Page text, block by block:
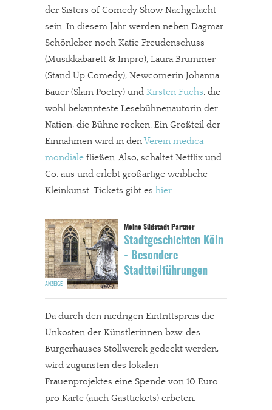
der Sisters of Comedy Show Nachgelacht
sein. In diesem Jahr werden neben Dagmar
Schönleber noch Katie Freudenschuss
(Musikkabarett & Impro), Laura Brümmer
(Stand Up Comedy), Newcomerin Johanna
Bauer (Slam Poetry) und Kirsten Fuchs, die
wohl bekannteste Lesebühnenautorin der
Nation, die Bühne rocken. Ein Großteil der
Einnahmen wird in denVerein medica
mondiale fließen. Also, schaltet Netflix und
Co. aus und erlebt großartige weibliche
Kleinkunst. Tickets gibt es hier.
Stadtgeschichten Köln
- Besondere
Stadtteilführungen
Da durch den niedrigen Eintrittspreis die
Unkosten der Künstlerinnen bzw. des
Bürgerhauses Stollwerck gedeckt werden,
wird zugunsten des lokalen
Frauenprojektes eine Spende von 10 Euro
pro Karte (auch Gasttickets) erbeten.